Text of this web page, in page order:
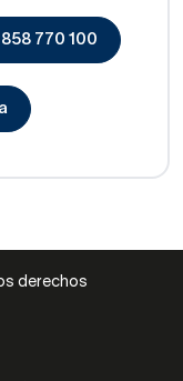
770 100
derechos